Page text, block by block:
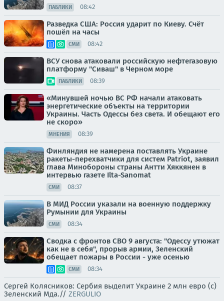
ПАБЛИКИ 08:42
Разведка США: Россия ударит по Киеву. Счёт
пошёл на часы
СМИ 08:42
ВСУ снова атаковали российскую нефтегазовую
платформу "Сиваш" в Черном море
ПАБЛИКИ 08:39
«Минувшей ночью ВС РФ начали атаковать
энергетические объекты на территории
Украины. Часть Одессы без света. И обещают его
не скоро»
МНЕНИЯ 08:39
Финляндия не намерена поставлять Украине
ракеты-перехватчики для систем Patriot, заявил
глава Минобороны страны Антти Хяккянен в
интервью газете Ilta-Sanomat
СМИ 08:37
В МИД России указали на военную поддержку
Румынии для Украины
СМИ 08:34
Сводка с фронтов СВО 9 августа: "Одессу утюжат
как не в себя", прорыв армии, Зеленский
обещает пожары в России - уже осенью
СМИ 08:34
Сергей Колясников: Сербия выделит Украине 2 млн евро (с)
Зеленский Мда.// ZERGULIO